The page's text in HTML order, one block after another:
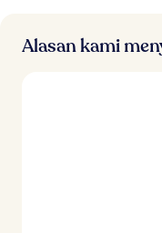
Alasan kami